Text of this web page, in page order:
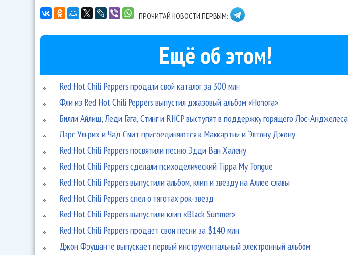
ПРОЧИТАЙ НОВОСТИ ПЕРВЫМ:
Ещё об этом!
Red Hot Chili Peppers продали свой каталог за 300 млн
Фли из Red Hot Chili Peppers выпустил джазовый альбом «Honora»
Билли Айлиш, Леди Гага, Стинг и RHCP выступят в поддержку горящего Лос-Анджелеса
Ларс Ульрих и Чад Смит присоединяются к Маккартни и Элтону Джону
Red Hot Chili Peppers посвятили песню Эдди Ван Халену
Red Hot Chili Peppers сделали психоделический Tippa My Tongue
Red Hot Chili Peppers выпустили альбом, клип и звезду на Аллее славы
Red Hot Chili Peppers спел о тяготах рок-звезд
Red Hot Chili Peppers выпустили клип «Black Summer»
Red Hot Chili Peppers продает свои песни за $140 млн
Джон Фрушанте выпускает первый инструментальный электронный альбом